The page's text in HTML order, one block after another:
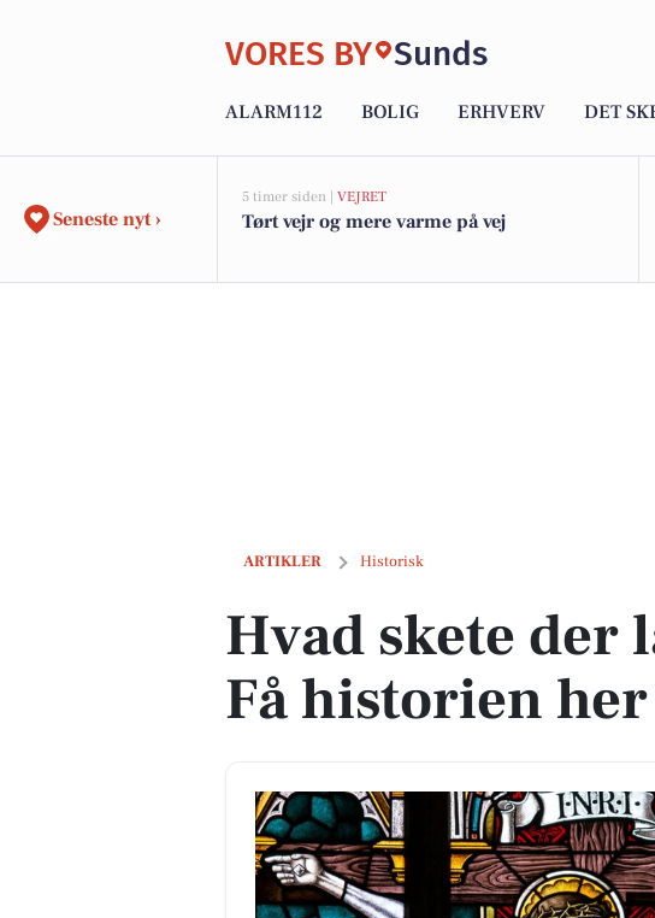
VORES BY Sunds
ALARM112 BOLIG ERHVERV DET
Seneste nyt ›
5 timer siden | VEJRET
Tørt vejr og mere varme på vej
ARTIKLER Historisk
Hvad skete der langfredag? Få historien her
Hvad skete der
Få historien her